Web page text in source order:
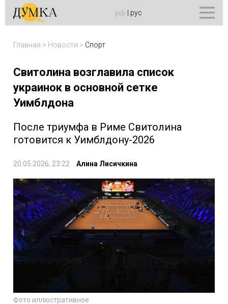
укр рус
Главная > Новости > Спорт
Свитолина возглавила список
украинок в основной сетке
Уимблдона
После триумфа в Риме Свитолина
готовится к Уимблдону-2026
20.05.2026, 23:22 Алина Лисичкина
Фото иллюстративное